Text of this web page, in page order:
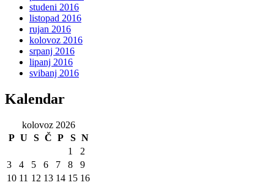
studeni 2016
listopad 2016
rujan 2016
kolovoz 2016
srpanj 2016
lipanj 2016
svibanj 2016
Kalendar
kolovoz 2026
P U S Č P S N
1
2
3
4 5 6 7 8
9
10 11 12 13 14 15 16